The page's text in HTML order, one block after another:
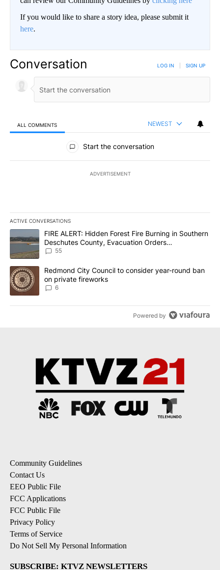
If you would like to share a story idea, please submit it
here.
Conversation LOG IN SIGN UP
ALL COMMENTS NEWEST
All Comments
Start the conversation
ADVERTISEMENT
ACTIVE CONVERSATIONS
The following is a list of the most commented articles in the last
A trending article titled "FIRE ALERT: Hidden Forest Fire
FIRE ALERT: Hidden Forest Fire Burning in Southern
Deschutes County, Evacuation Orders
Implemented
55
A trending article titled "Redmond City Council to consider
Redmond City Council to consider year-round ban
on private fireworks
6
Powered by
Community Guidelines
Contact Us
EEO Public File
FCC Applications
FCC Public File
Privacy Policy
Terms of Service
Do Not Sell My Personal Information
SUBSCRIBE: KTVZ NEWSLETTERS